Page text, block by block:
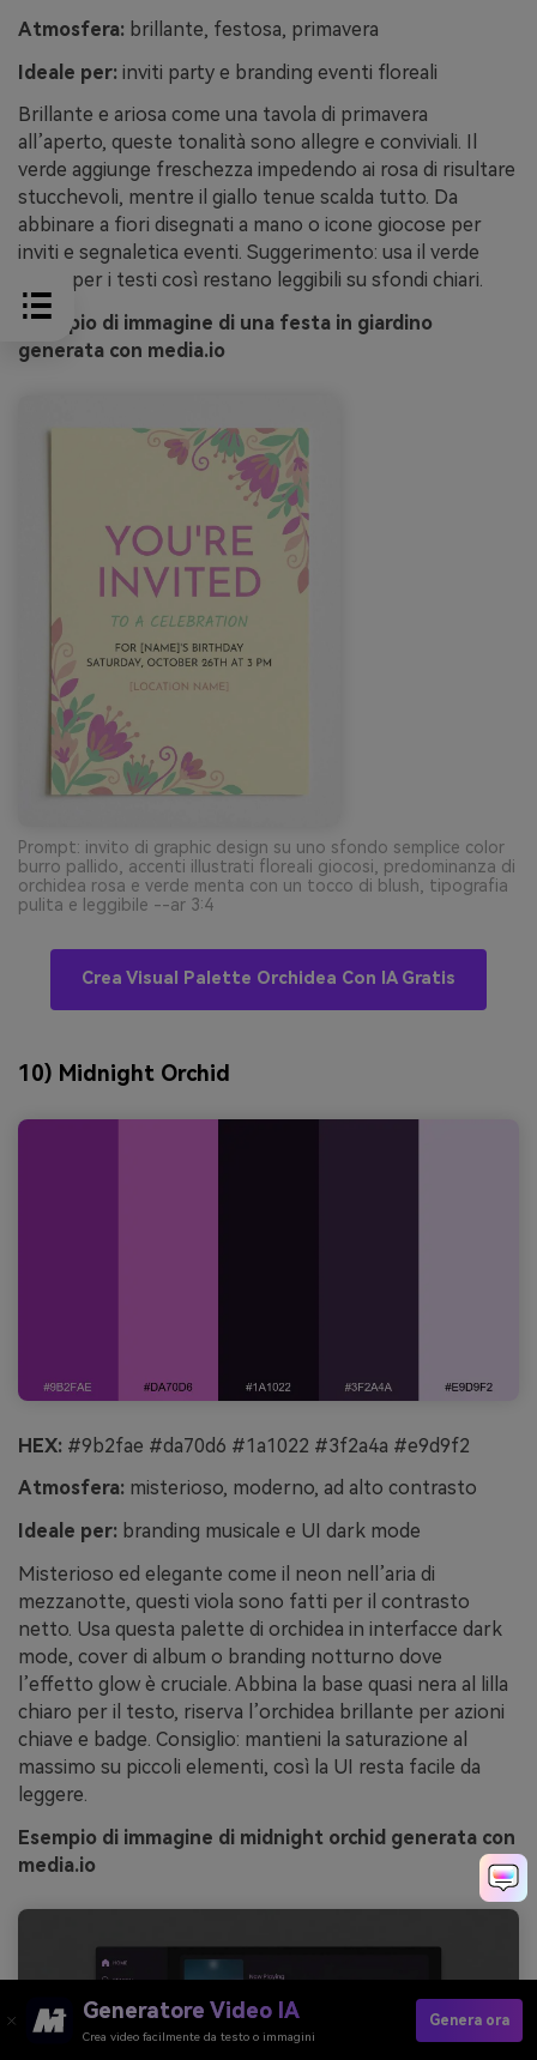
Atmosfera: brillante, festosa, primavera
Ideale per: inviti party e branding eventi floreali
Brillante e ariosa come una tavola di primavera
all’aperto, queste tonalità sono allegre e conviviali. Il
verde aggiunge freschezza impedendo ai rosa di risultare
stucchevoli, mentre il giallo tenue scalda tutto. Da
abbinare a fiori disegnati a mano o icone giocose per
inviti e segnaletica eventi. Suggerimento: usa il verde
scuro per i testi così restano leggibili su sfondi chiari.
Esempio di immagine di una festa in giardino
generata con media.io
Prompt: invito di graphic design su uno sfondo semplice color
burro pallido, accenti illustrati floreali giocosi, predominanza di
orchidea rosa e verde menta con un tocco di blush, tipografia
pulita e leggibile --ar 3:4
Crea Visual Palette Orchidea Con IA Gratis
10) Midnight Orchid
HEX: #9b2fae #da70d6 #1a1022 #3f2a4a #e9d9f2
Atmosfera: misterioso, moderno, ad alto contrasto
Ideale per: branding musicale e UI dark mode
Misterioso ed elegante come il neon nell’aria di
mezzanotte, questi viola sono fatti per il contrasto
netto. Usa questa palette di orchidea in interfacce dark
mode, cover di album o branding notturno dove
l’effetto glow è cruciale. Abbina la base quasi nera al lilla
chiaro per il testo, riserva l’orchidea brillante per azioni
chiave e badge. Consiglio: mantieni la saturazione al
massimo su piccoli elementi, così la UI resta facile da
leggere.
Esempio di immagine di midnight orchid generata con
media.io
Generatore Video IA
Crea video facilmente da testo o immagini
Genera ora